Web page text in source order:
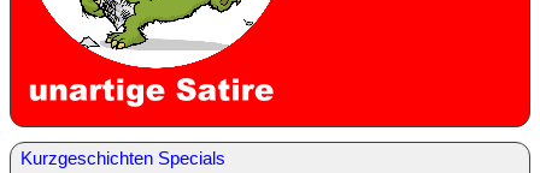
Kurzgeschichten Specials